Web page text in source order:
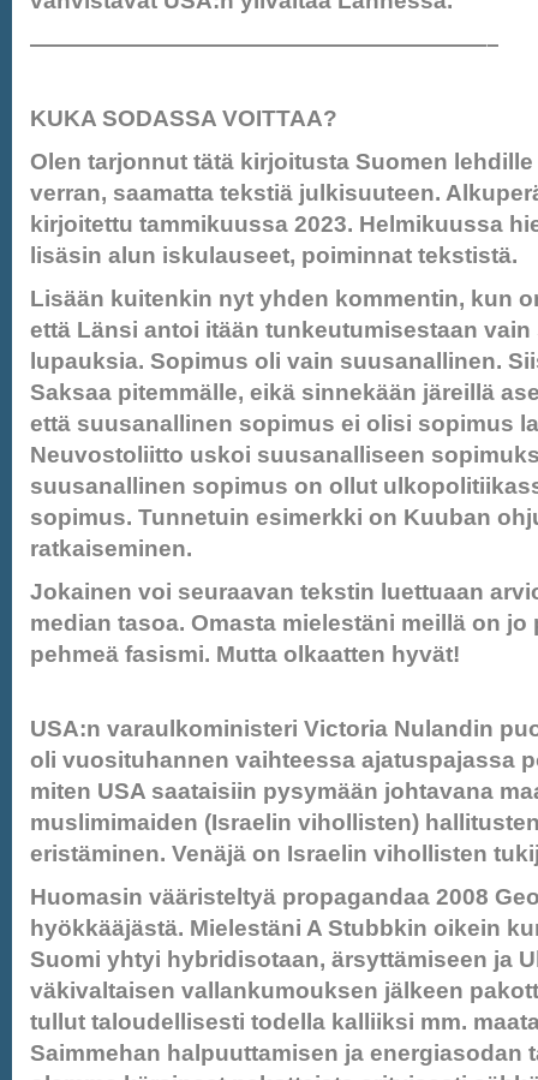
————————————————————–
KUKA SODASSA VOITTAA?
Olen tarjonnut tätä kirjoitusta Suomen
verran, saamatta tekstiä julkisuuteen.
kirjoitettu tammikuussa 2023. Helmikuussa
lisäsin alun iskulauseet, poiminnat tekstistä.
Lisään kuitenkin nyt yhden kommentin, kun
että Länsi antoi itään tunkeutumisestaan
lupauksia. Sopimus oli vain suusanallinen.
Saksaa pitemmälle, eikä sinnekään järeillä
että suusanallinen sopimus ei olisi sopimus
Neuvostoliitto uskoi suusanalliseen
suusanallinen sopimus on ollut
sopimus. Tunnetuin esimerkki on Kuuban
ratkaiseminen.
Jokainen voi seuraavan tekstin luettuaan
median tasoa. Omasta mielestäni meillä on
pehmeä fasismi. Mutta olkaatten hyvät!
USA:n varaulkoministeri Victoria Nulandin
oli vuosituhannen vaihteessa ajatuspajassa
miten USA saataisiin pysymään johtavana
muslimimaiden (Israelin vihollisten)
eristäminen. Venäjä on Israelin vihollisten
Huomasin vääristeltyä propagandaa 2008
hyökkääjästä. Mielestäni A Stubbkin oikein
Suomi yhtyi hybridisotaan, ärsyttämiseen ja
väkivaltaisen vallankumouksen jälkeen
tullut taloudellisesti todella kalliiksi mm.
Saimmehan halpuuttamisen ja energiasodan